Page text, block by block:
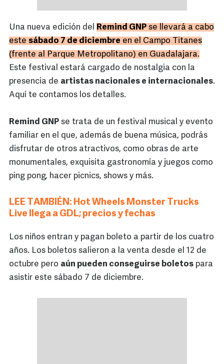
Una nueva edición del Remind GNP se llevará a cabo
este sábado 7 de diciembre en el Campo Titanes
(frente al Parque Metropolitano) en Guadalajara.
Este festival estará cargado de nostalgia con la
presencia de artistas nacionales e internacionales.
Aquí te contamos los detalles.
Remind GNP se trata de un festival musical y evento
familiar en el que, además de buena música, podrás
disfrutar de otros atractivos, como obras de arte
monumentales, exquisita gastronomía y juegos como
ping pong, hacer picnics, shows y más.
LEE TAMBIÉN: Hot Wheels Monster Trucks
Live llega a GDL; precios y fechas
Los niños entran y pagan boleto a partir de los cuatro
años. Los boletos salieron a la venta desde el 12 de
octubre pero aún pueden conseguirse boletos para
asistir este sábado 7 de diciembre.